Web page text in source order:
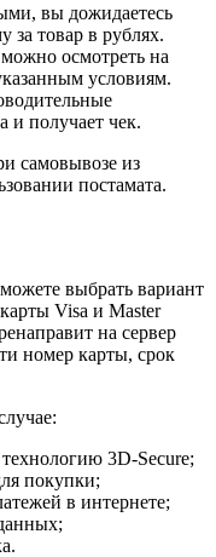
вы дожидаетесь
за товар в рублях.
осмотреть на
условиям.
и получает чек.
самовывозе из
постамата.
выбрать вариант
Visa и Master
на сервер
номер карты, срок
3D-Secure;
покупки;
в интернете;